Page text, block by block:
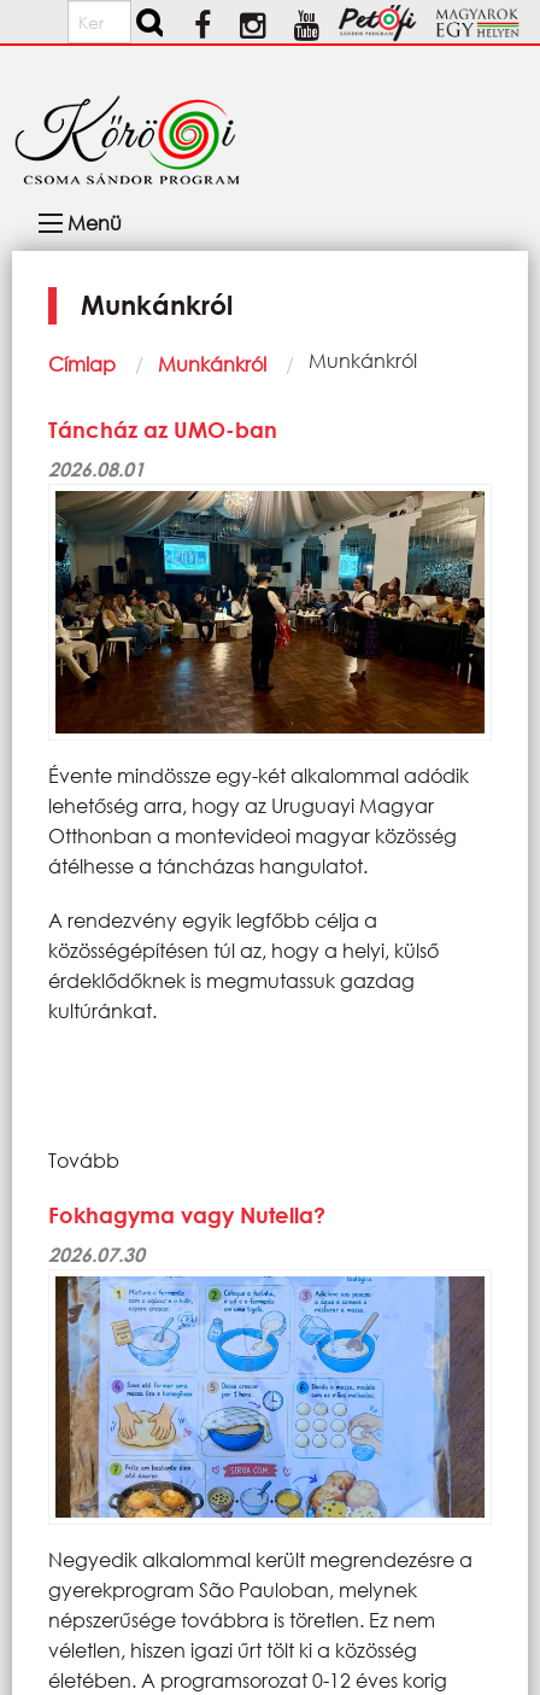
Ugrás a tartalomra
Keresés
navigáció
Menü
Munkánkról
Morzsa
Címlap Munkánkról Current:
Munkánkról
Táncház az UMO-ban
2026.08.01
Évente mindössze egy-két alkalommal adódik
lehetőség arra, hogy az Uruguayi Magyar
Otthonban a montevideoi magyar közösség
átélhesse a táncházas hangulatot.
A rendezvény egyik legfőbb célja a
közösségépítésen túl az, hogy a helyi, külső
érdeklődőknek is megmutassuk gazdag
kultúránkat.
Tovább
Fokhagyma vagy Nutella?
2026.07.30
Negyedik alkalommal került megrendezésre a
gyerekprogram São Pauloban, melynek
népszerűsége továbbra is töretlen. Ez nem
véletlen, hiszen igazi űrt tölt ki a közösség
életében. A programsorozat 0-12 éves korig